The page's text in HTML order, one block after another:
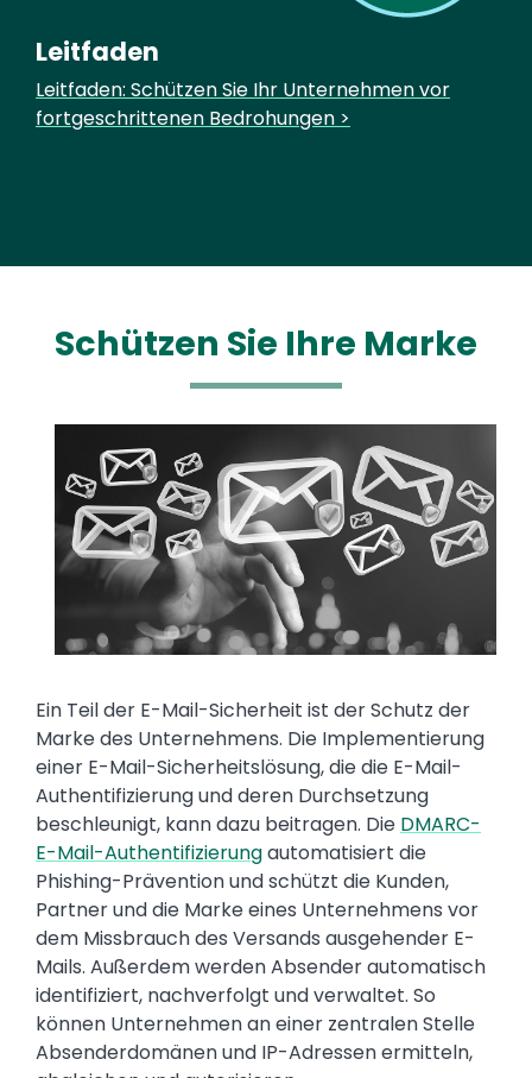
Leitfaden
Leitfaden: Schützen Sie Ihr Unternehmen vor
fortgeschrittenen Bedrohungen >
Schützen Sie Ihre Marke
Text
Ein Teil der E-Mail-Sicherheit ist der Schutz der
Marke des Unternehmens. Die Implementierung
einer E-Mail-Sicherheitslösung, die die E-Mail-
Authentifizierung und deren Durchsetzung
beschleunigt, kann dazu beitragen. Die DMARC-
E-Mail-Authentifizierungautomatisiert die
Phishing-Prävention und schützt die Kunden,
Partner und die Marke eines Unternehmens vor
dem Missbrauch des Versands ausgehender E-
Mails. Außerdem werden Absender automatisch
identifiziert, nachverfolgt und verwaltet. So
können Unternehmen an einer zentralen Stelle
Absenderdomänen und IP-Adressen ermitteln,